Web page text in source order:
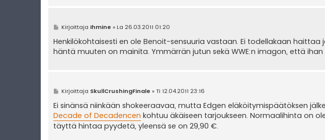
V
e
s
t
Kirjoittaja Ihmine » La 26.03.2011 01:20
Henkilökohtaisesti en ole Benoit-sensuuria vastaan. Ei todellakaan
häntä muuten on mainita. Ymmärrän jutun sekä WWE:n imagon, että
V
e
s
t
i
Kirjoittaja SkullCrushingFinale » Ti 12.04.2011 23:16
Ei sinänsä niinkään shokeeraavaa, mutta Edgen eläköitymispäätöksen
Decade of Decadencen kohtuu äkäiseen tarjoukseen. Normaalihinta on
täyttä hintaa pyydetä, yleensä se on 29,90 €.